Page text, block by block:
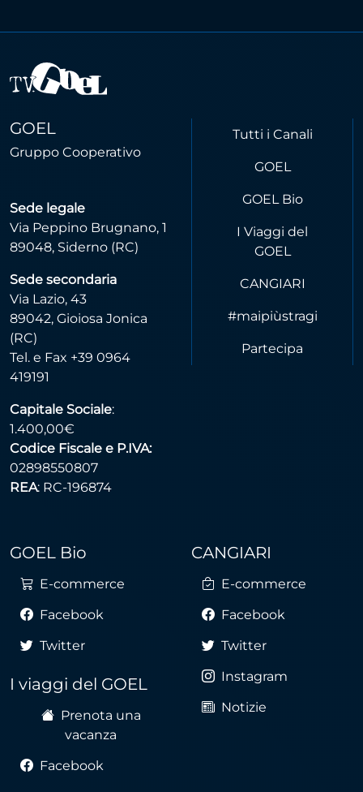
GOEL
Gruppo Cooperativo
Sede legale
Via Peppino Brugnano, 1
89048, Siderno (RC)
Sede secondaria
Via Lazio, 43
89042, Gioiosa Jonica
(RC)
Tel. e Fax +39 0964
419191
Capitale Sociale:
1.400,00€
Codice Fiscale e P.IVA:
02898550807
REA: RC-196874
Tutti i Canali
GOEL
GOEL Bio
I Viaggi del
GOEL
CANGIARI
#maipiùstragi
Partecipa
GOEL Bio
E-commerce
Facebook
Twitter
I viaggi del GOEL
Prenota una
vacanza
Facebook
CANGIARI
E-commerce
Facebook
Twitter
Instagram
Notizie